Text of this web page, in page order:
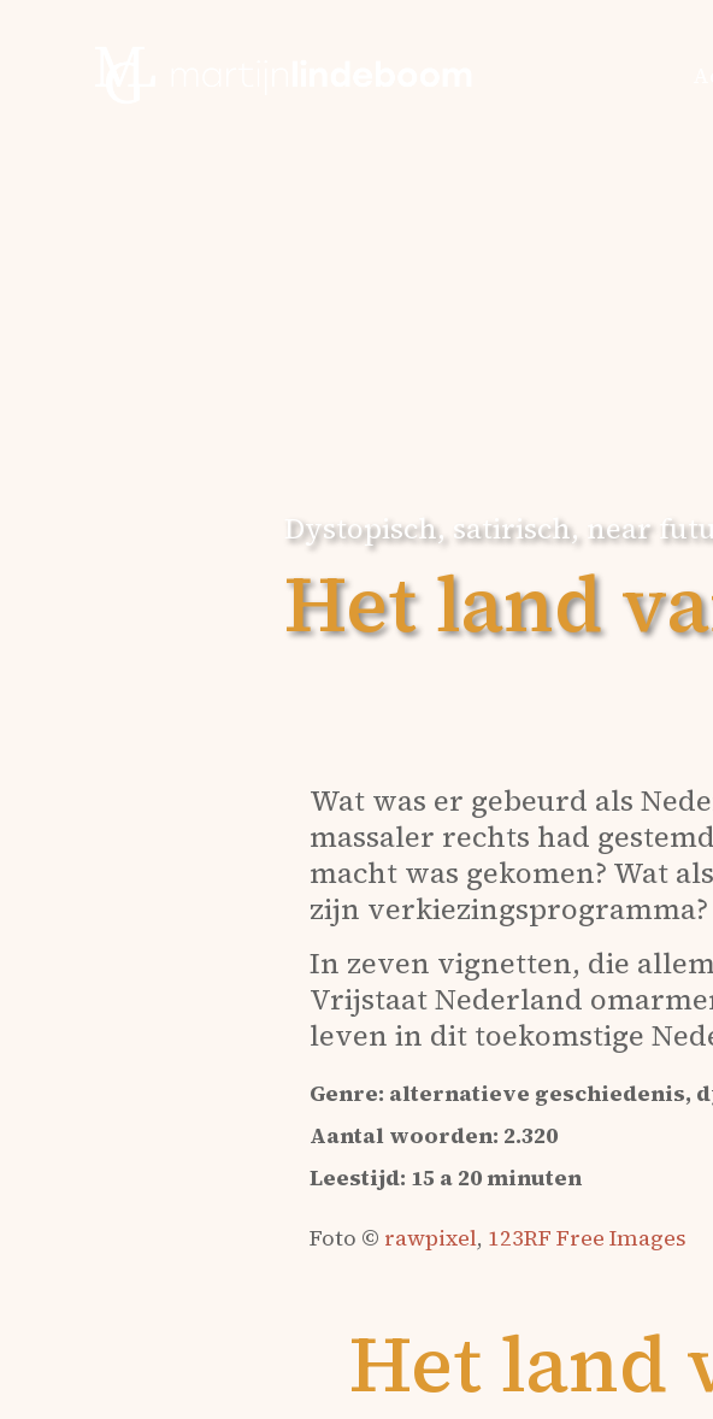
Dystopisch, satirisch, near
Het land
Wat was er gebeurd als
massaler rechts had
macht was gekomen? Wat
zijn
In zeven vignetten, die
Vrijstaat Nederland
leven in dit toekomstige
Genre: alternatieve geschiedenis,
Aantal woorden: 2.320
Leestijd: 15 a 20 minuten
Foto © rawpixel, 123RF Free Images
Het land